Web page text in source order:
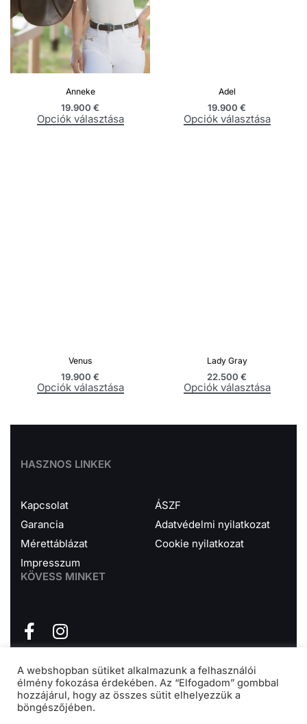
Anneke
19.900 €
Opciók választása
Adel
19.900 €
Opciók választása
Venus
19.900 €
Opciók választása
Lady Gray
22.500 €
Opciók választása
HASZNOS LINKEK
Kapcsolat
ÁSZF
Garancia
Adatvédelmi nyilatkozat
Mérettáblázat
Cookie nyilatkozat
Impresszum
KÖVESS MINKET
A webshopban sütiket alkalmazunk a felhasználói
élmény fokozása érdekében. Az “Elfogadom” gombbal
hozzájárul, hogy az összes sütit elhelyezzük a
böngészőjében.